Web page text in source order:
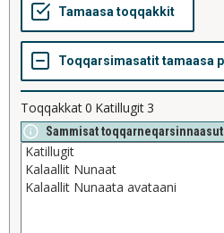
Toqqakkat0 Katillugit3
Sammisat toqqarneqarsinnaasut